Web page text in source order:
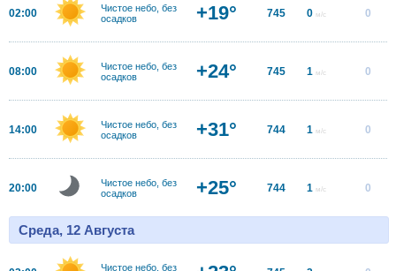
02:00
Чистое небо, без
осадков
+19° 745 0 м/с 0
08:00
Чистое небо, без
осадков
+24° 745 1 м/с 0
14:00
Чистое небо, без
осадков
+31° 744 1 м/с 0
20:00
Чистое небо, без
осадков
+25° 744 1 м/с 0
Среда, 12 Августа
Чистое небо, без